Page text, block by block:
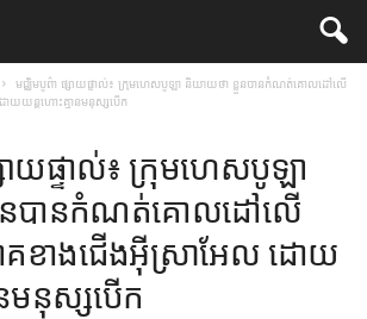
មជ្ឈិមបូព៌ា ផ្សាយផ្ទាល់៖ ក្រុមហេសបូឡា និយាយថា ខ្លួនបានកំណត់គោលដៅលើ
យយន្តហោះគ្មានមនុស្សបើក
ាយផ្ទាល់៖ ក្រុមហេសបូឡា
នបានកំណត់គោលដៅលើ
គខាងជើងអ៊ីស្រាអែល ដោយ
មនុស្សបើក